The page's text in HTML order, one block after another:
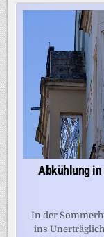
Abkühlung in
In der
ins